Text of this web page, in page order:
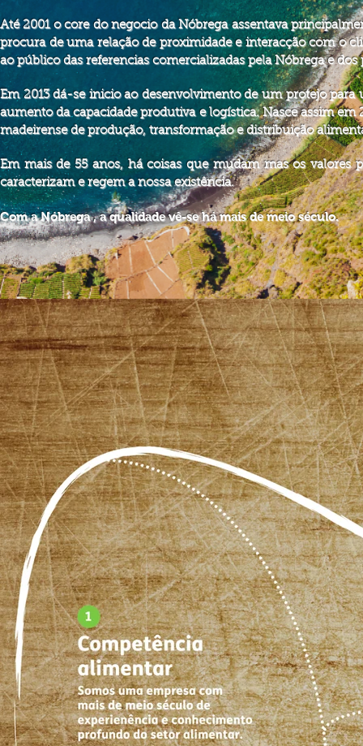
Até 2001 o core do negocio da Nóbrega assentava
procura de uma relação de proximidade einteracçãocom o
ao público das referencias comercializadas pela Nóbrega e
Em 2013 dá-se inicio ao desenvolvimento de umprotejopara
aumento da capacidade produtiva elogística. Nasce assim em
madeirense de produção, transformação e distribuição
Em mais de 55 anos, há coisas que mudam mas os
caracterizam e regem a nossa existência.
Com a Nóbrega , a qualidade vê-se há mais de meio século.